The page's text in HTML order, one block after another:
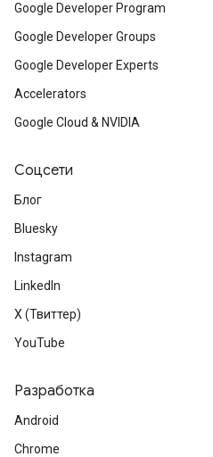
Google Developer Program
Google Developer Groups
Google Developer Experts
Accelerators
Google Cloud & NVIDIA
Соцсети
Блог
Bluesky
Instagram
LinkedIn
X (Твиттер)
YouTube
Разработка
Android
Chrome